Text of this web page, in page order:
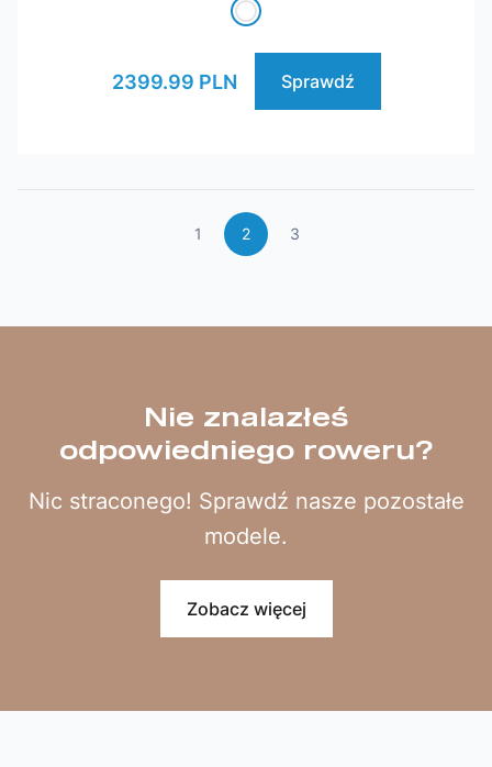
2399.99 PLN Sprawdź
1 2 3
Nie znalazłeś
odpowiedniego roweru?
Nic straconego! Sprawdź nasze pozostałe
modele.
Zobacz więcej